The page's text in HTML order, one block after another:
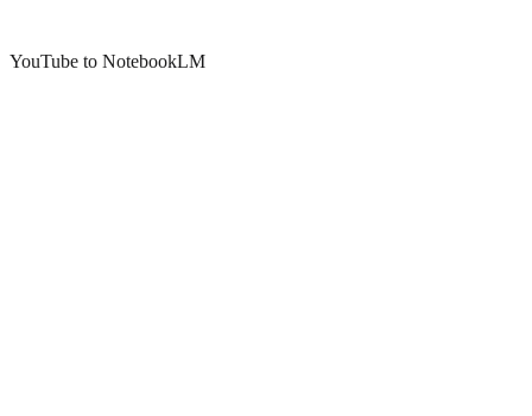
YouTube to NotebookLM